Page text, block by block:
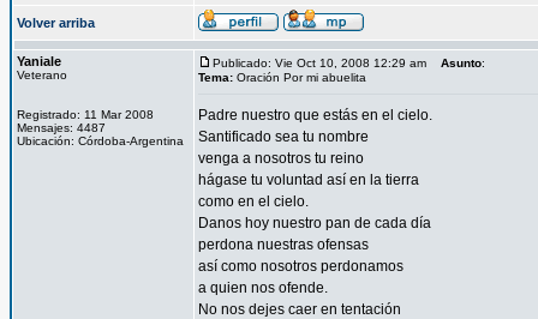
Volver arriba
Yaniale
Veterano
Registrado: 11 Mar 2008
Mensajes: 4487
Ubicación: Córdoba-Argentina
Publicado: Vie Oct 10, 2008 12:29 am Asunto:
Tema: Oración Por mi abuelita
Padre nuestro que estás en el cielo.
Santificado sea tu nombre
venga a nosotros tu reino
hágase tu voluntad así en la tierra
como en el cielo.
Danos hoy nuestro pan de cada día
perdona nuestras ofensas
así como nosotros perdonamos
a quien nos ofende.
No nos dejes caer en tentación